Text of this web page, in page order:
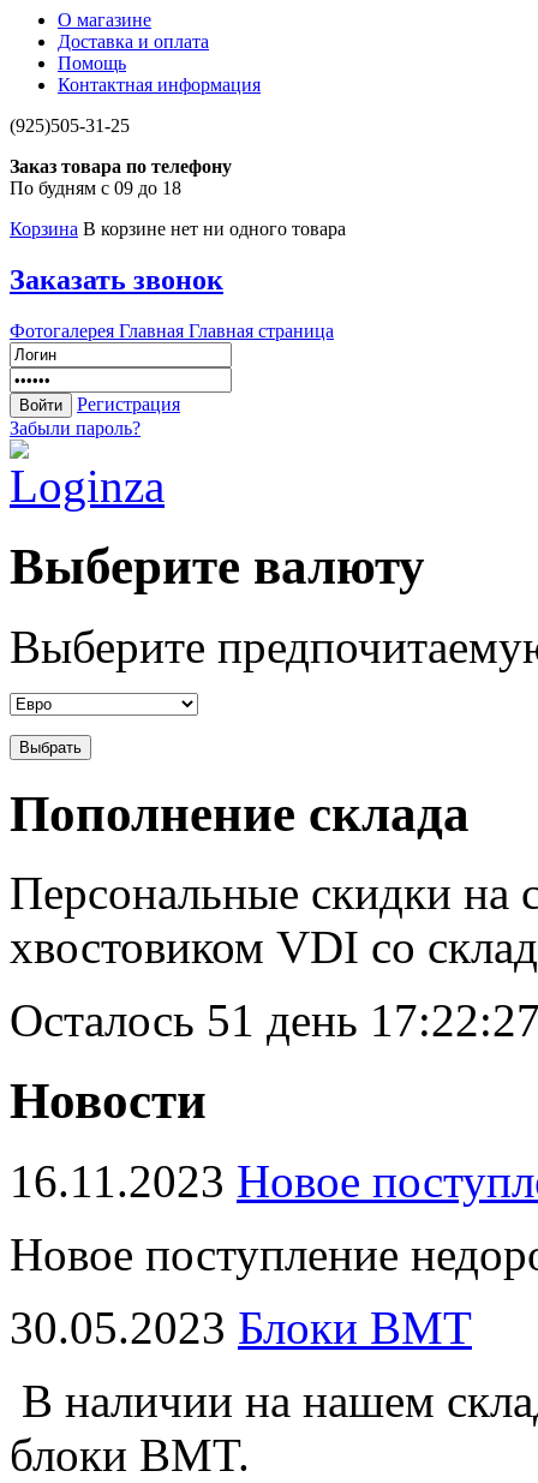
О магазине
Доставка и оплата
Помощь
Контактная информация
(925)505-31-25
Заказ товара по телефону
По будням с 09 до 18
Корзина В корзине нет ни одного товара
Заказать звонок
Фотогалерея Главная Главная страница
Регистрация
Забыли пароль?
Выберите валюту
Выберите
Пополнение склада
Персональные скидки на
хвостовиком VDI со
Осталось 51 день
Новости
16.11.2023 Новое
Новое поступление
30.05.2023 Блоки BMT
В наличии на нашем
блоки BMT.